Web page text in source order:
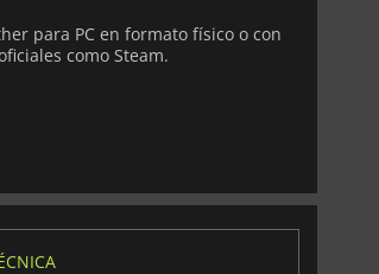
para PC en formato físico o con
como Steam.